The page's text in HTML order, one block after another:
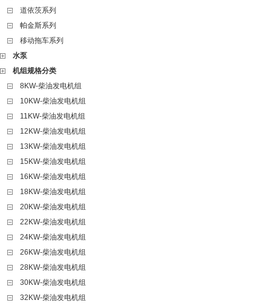
道依茨系列
帕金斯系列
移动拖车系列
水泵
机组规格分类
8KW-柴油发电机组
10KW-柴油发电机组
11KW-柴油发电机组
12KW-柴油发电机组
13KW-柴油发电机组
15KW-柴油发电机组
16KW-柴油发电机组
18KW-柴油发电机组
20KW-柴油发电机组
22KW-柴油发电机组
24KW-柴油发电机组
26KW-柴油发电机组
28KW-柴油发电机组
30KW-柴油发电机组
32KW-柴油发电机组